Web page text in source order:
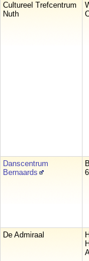
Cultureel Trefcentrum
Nuth
Danscentrum
Bernaards
De Admiraal